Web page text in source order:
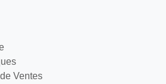
Ventes